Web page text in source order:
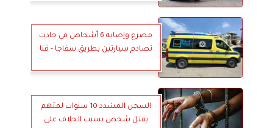
مصرع وإصابة 6 أشخاص في حادث
تصادم سيارتين بطريق سفاجا - قنا
السجن المشدد 10 سنوات لمتهم
بقتل شخص بسبب الخلاف على